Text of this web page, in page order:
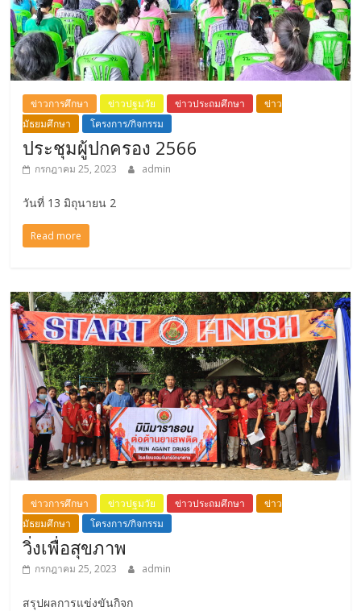
ข่าวการศึกษา ข่าวปฐมวัย ข่าวประถมศึกษา
ข่าว
มัธยมศึกษา
โครงการ/กิจกรรม
ประชุมผู้ปกครอง 2566
กรกฎาคม 25, 2023 admin
วันที่ 13 มิถุนายน 2
Read more
ข่าวการศึกษา ข่าวปฐมวัย ข่าวประถมศึกษา
ข่าว
มัธยมศึกษา
โครงการ/กิจกรรม
วิ่งเพื่อสุขภาพ
กรกฎาคม 25, 2023 admin
สรุปผลการแข่งขันกิจก